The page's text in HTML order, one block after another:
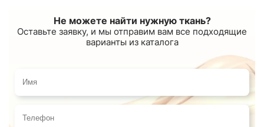
Не можете найти нужную ткань?
Оставьте заявку, и мы отправим вам все подходящие
варианты из каталога
Имя